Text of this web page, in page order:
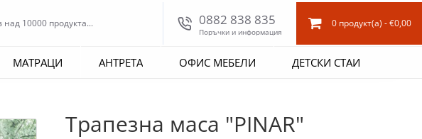
0882 838 835
Поръчки и информация
0 продукт(а) - €0,00
МАТРАЦИ АНТРЕТА ОФИС МЕБЕЛИ ДЕТСКИ СТАИ
Трапезна маса "PINAR"